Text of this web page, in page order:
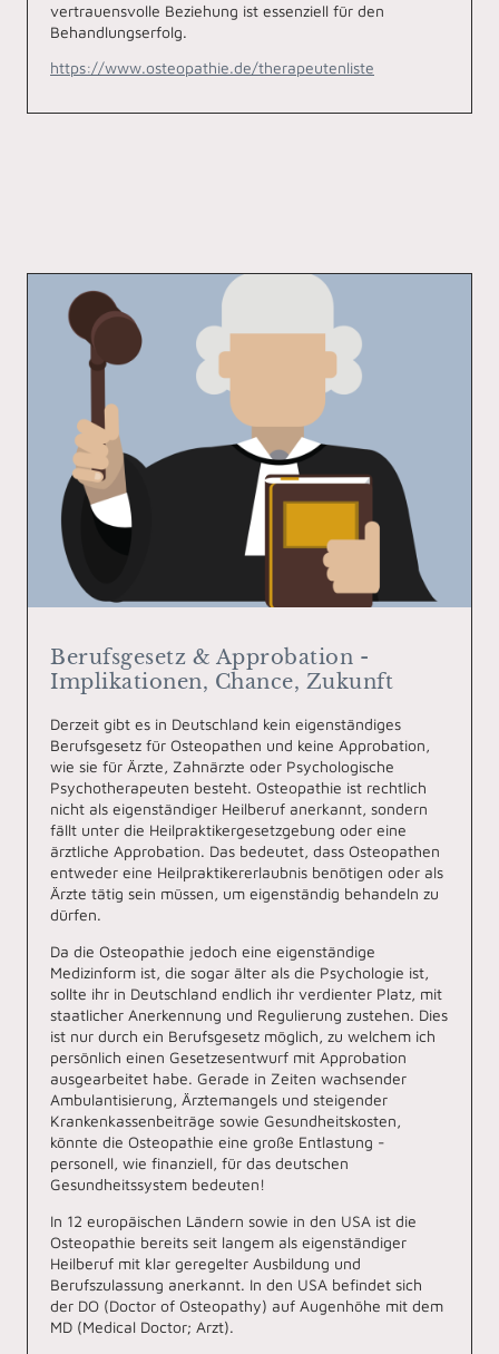
vertrauensvolle Beziehung ist essenziell für den
Behandlungserfolg.
https://www.osteopathie.de/therapeutenliste
Berufsgesetz & Approbation -
Implikationen, Chance, Zukunft
Derzeit gibt es in Deutschland kein eigenständiges
Berufsgesetz für Osteopathen und keine Approbation,
wie sie für Ärzte, Zahnärzte oder Psychologische
Psychotherapeuten besteht. Osteopathie ist rechtlich
nicht als eigenständiger Heilberuf anerkannt, sondern
fällt unter die Heilpraktikergesetzgebung oder eine
ärztliche Approbation. Das bedeutet, dass Osteopathen
entweder eine Heilpraktikererlaubnis benötigen oder als
Ärzte tätig sein müssen, um eigenständig behandeln zu
dürfen.
Da die Osteopathie jedoch eine eigenständige
Medizinform ist, die sogar älter als die Psychologie ist,
sollte ihr in Deutschland endlich ihr verdienter Platz, mit
staatlicher Anerkennung und Regulierung zustehen. Dies
ist nur durch ein Berufsgesetz möglich, zu welchem ich
persönlich einen Gesetzesentwurf mit Approbation
ausgearbeitet habe. Gerade in Zeiten wachsender
Ambulantisierung, Ärztemangels und steigender
Krankenkassenbeiträge sowie Gesundheitskosten,
könnte die Osteopathie eine große Entlastung -
personell, wie finanziell, für das deutschen
Gesundheitssystem bedeuten!
In 12 europäischen Ländern sowie in den USA ist die
Osteopathie bereits seit langem als eigenständiger
Heilberuf mit klar geregelter Ausbildung und
Berufszulassung anerkannt. In den USA befindet sich
der DO (Doctor of Osteopathy) auf Augenhöhe mit dem
MD (Medical Doctor; Arzt).